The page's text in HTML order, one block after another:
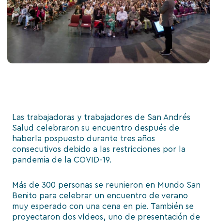
Las trabajadoras y trabajadores de San Andrés
Salud celebraron su encuentro después de
haberla pospuesto durante tres años
consecutivos debido a las restricciones por la
pandemia de la COVID-19.
Más de 300 personas se reunieron en Mundo San
Benito para celebrar un encuentro de verano
muy esperado con una cena en pie. También se
proyectaron dos vídeos, uno de presentación de